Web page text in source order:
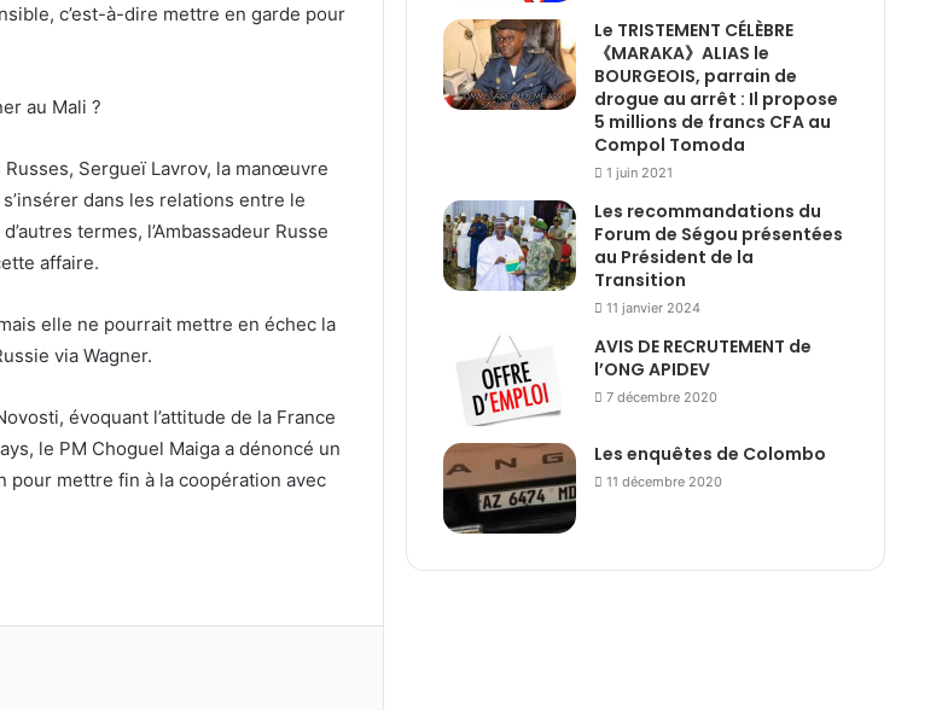
c’est-à-dire mettre en garde pour
au Mali ?
Sergueï Lavrov, la manœuvre
s’insérer dans les relations entre le
termes, l’Ambassadeur Russe
affaire.
elle ne pourrait mettre en échec la
via Wagner.
évoquant l’attitude de la France
le PM Choguel Maiga a dénoncé un
pour mettre fin à la coopération avec
Le TRISTEMENT CÉLÈBRE
《MARAKA》ALIAS le
BOURGEOIS, parrain de
drogue au arrêt : Il propose
5 millions de francs CFA au
Compol Tomoda
1 juin 2021
Les recommandations du
Forum de Ségou présentées
au Président de la
Transition
11 janvier 2024
AVIS DE RECRUTEMENT de
l’ONG APIDEV
7 décembre 2020
Les enquêtes de Colombo
11 décembre 2020